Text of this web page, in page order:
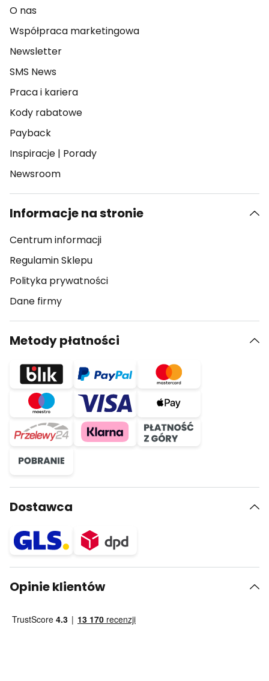
O nas
Współpraca marketingowa
Newsletter
SMS News
Praca i kariera
Kody rabatowe
Payback
Inspiracje | Porady
Newsroom
Informacje na stronie
Centrum informacji
Regulamin Sklepu
Polityka prywatności
Dane firmy
Metody płatności
Dostawca
Opinie klientów